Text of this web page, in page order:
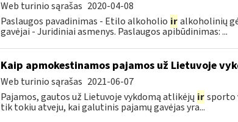
Web turinio sąrašas 2020-04-08
Paslaugos pavadinimas - Etilo alkoholio ir alkoholinių
gavėjai - Juridiniai asmenys. Paslaugos apibūdinimas: ...
Kaip apmokestinamos pajamos už Lietuvoje
Web turinio sąrašas 2021-06-07
Pajamos, gautos už Lietuvoje vykdomą atlikėjų ir sporto
tik tokiu atveju, kai galutinis pajamų gavėjas yra...